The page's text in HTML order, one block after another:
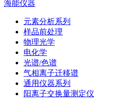
海能仪器
元素分析系列
样品前处理
物理光学
电化学
光谱/色谱
气相离子迁移谱
通用仪器系列
阳离子交换量测定仪